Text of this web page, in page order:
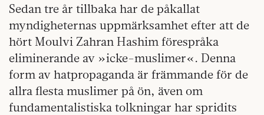
Sedan tre år tillbaka har de påkallat
myndigheternas uppmärksamhet efter att de
hört Moulvi Zahran Hashim förespråka
eliminerande av »icke-muslimer«. Denna
form av hatpropaganda är främmande för de
allra flesta muslimer på ön, även om
fundamentalistiska tolkningar har spridits